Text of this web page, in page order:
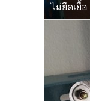
ไม่ยืดเยื้อ